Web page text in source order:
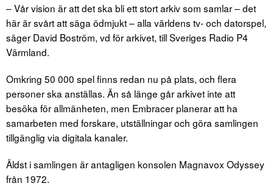
– Vår vision är att det ska bli ett stort arkiv som samlar – det
här är svårt att säga ödmjukt – alla världens tv- och datorspel,
säger David Boström, vd för arkivet, till Sveriges Radio P4
Värmland.
Omkring 50 000 spel finns redan nu på plats, och flera
personer ska anställas. Än så länge går arkivet inte att
besöka för allmänheten, men Embracer planerar att ha
samarbeten med forskare, utställningar och göra samlingen
tillgänglig via digitala kanaler.
Äldst i samlingen är antagligen konsolen Magnavox Odyssey
från 1972.